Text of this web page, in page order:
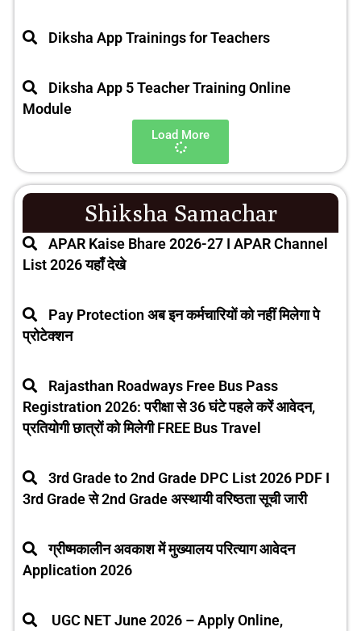
Diksha App Trainings for Teachers
Diksha App 5 Teacher Training Online
Module
Load More
Shiksha Samachar
APAR Kaise Bhare 2026-27 I APAR Channel
List 2026 यहाँ देखे
Pay Protection अब इन कर्मचारियों को नहीं मिलेगा पे
प्रोटेक्शन
Rajasthan Roadways Free Bus Pass
Registration 2026: परीक्षा से 36 घंटे पहले करें आवेदन,
प्रतियोगी छात्रों को मिलेगी FREE Bus Travel
3rd Grade to 2nd Grade DPC List 2026 PDF I
3rd Grade से 2nd Grade अस्थायी वरिष्ठता सूची जारी
ग्रीष्मकालीन अवकाश में मुख्यालय परित्याग आवेदन
Application 2026
UGC NET June 2026 – Apply Online,